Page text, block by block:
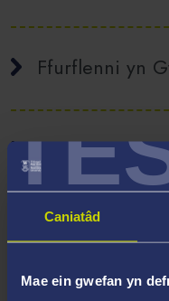
Caniatâd
Mae ein gwefan yn
Ffurflenni yn
Gwasanaeth
Prosbectws yn